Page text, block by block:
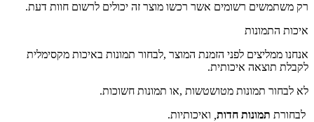
רק משתמשים רשומים אשר רכשו מוצר זה יכולים לרשום חוות דעת.
איכות התמונות
אנחנו ממליצים לפני הזמנת המוצר ,לבחור תמונות באיכות מקסימלית
לקבלת תוצאה איכותית.
לא לבחור תמונות מטושטשות ,או תמונות חשוכות.
לבחורת תמונות חדות, ואיכותיות.